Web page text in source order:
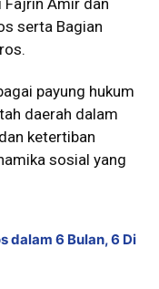
serta Bagian
payung hukum
daerah dalam
ketertiban
sosial yang
dalam 6 Bulan, 6 Di